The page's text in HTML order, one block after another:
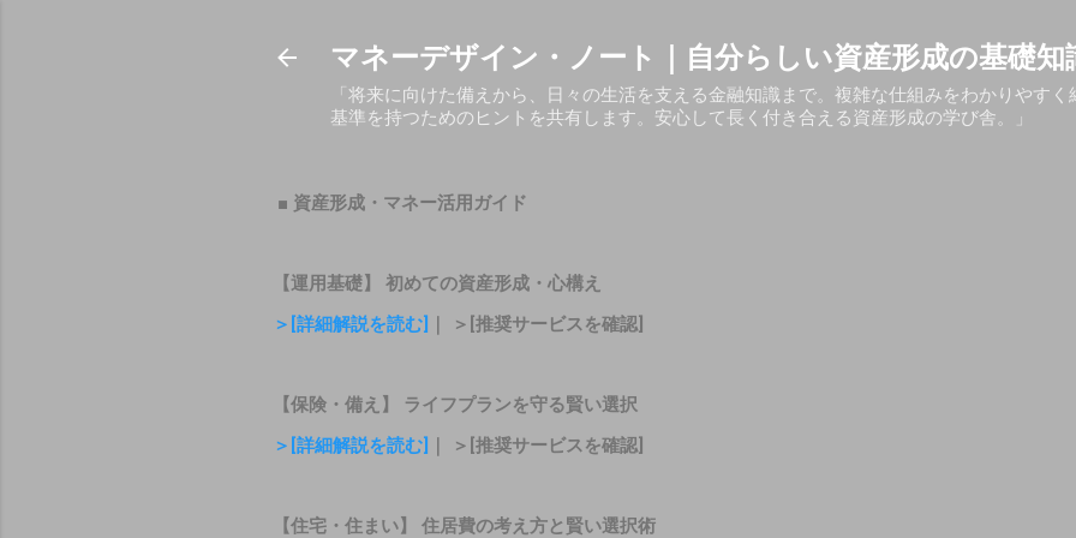
マネーデザイン・ノート｜自分らしい資産形成の基礎知
「将来に向けた備えから、日々の生活を支える金融知識まで。複雑な仕組みをわかりやす
基準を持つためのヒントを共有します。安心して長く付き合える資産形成の学び舎。」
■ 資産形成・マネー活用ガイド
【運用基礎】 初めての資産形成・心構え
＞[詳細解説を読む]
｜ ＞[推奨サービスを確認]
【保険・備え】 ライフプランを守る賢い選択
＞[詳細解説を読む]
｜ ＞[推奨サービスを確認]
【住宅・住まい】 住居費の考え方と賢い選択術